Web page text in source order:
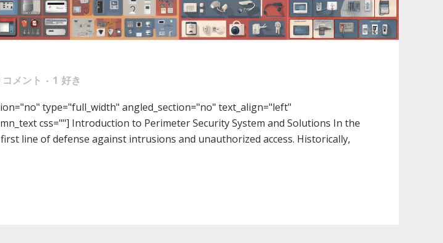
コメント 1 好き
type="full_width" angled_section="no" text_align="left"
css=""] Introduction to Perimeter Security System and Solutions In the
line of defense against intrusions and unauthorized access. Historically,